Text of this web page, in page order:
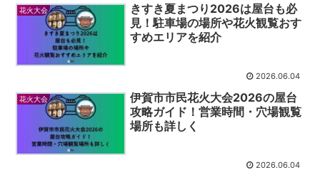
花火大会
きすき夏まつり2026は屋台も必
見！駐車場の場所や花火観覧おす
すめエリアを紹介
2026.06.04
花火大会
伊賀市市民花火大会2026の屋台
攻略ガイド！営業時間・穴場観覧
場所も詳しく
2026.06.04